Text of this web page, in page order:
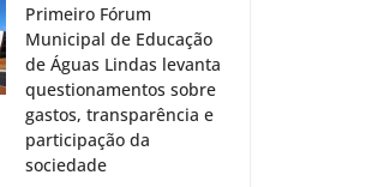
Primeiro Fórum
Municipal de Educação
de Águas Lindas levanta
questionamentos sobre
gastos, transparência e
participação da
sociedade